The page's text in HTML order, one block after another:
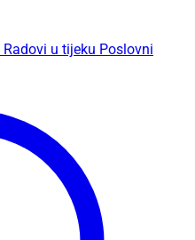
Radovi u tijeku Poslovni